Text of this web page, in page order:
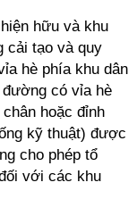
hữu và khu
cải tạo và quy
hè phía khu dân
có vỉa hè
hoặc đỉnh
kỹ thuật) được
cho phép tổ
với các khu